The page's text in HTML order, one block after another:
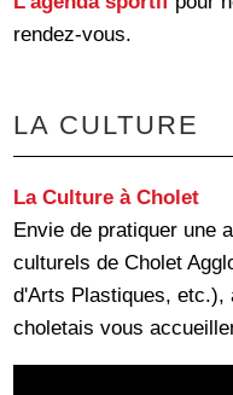
rendez-vous.
LA CULTURE
La Culture à Cholet
Envie de pratiquer une
culturels de Cholet
d'Arts Plastiques,
choletais vous